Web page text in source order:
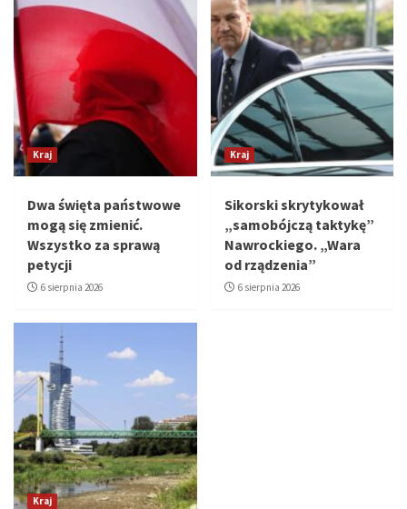
Kraj
Dwa święta państwowe
mogą się zmienić.
Wszystko za sprawą
petycji
6 sierpnia 2026
Kraj
Sikorski skrytykował
„samobójczą taktykę”
Nawrockiego. „Wara
od rządzenia”
6 sierpnia 2026
Kraj